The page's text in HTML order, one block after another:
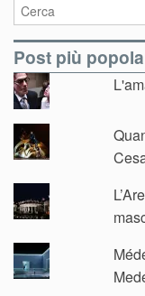
Post più